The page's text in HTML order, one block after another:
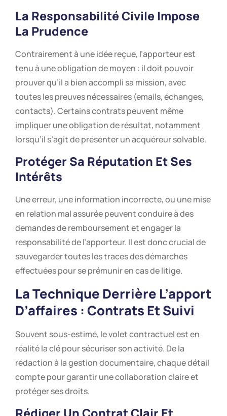
La Responsabilité Civile Impose
La Prudence
Contrairement à une idée reçue, l’apporteur est
tenu à une obligation de moyen : il doit pouvoir
prouver qu’il a bien accompli sa mission, avec
toutes les preuves nécessaires (emails, échanges,
contacts). Certains contrats peuvent même
impliquer une obligation de résultat, notamment
lorsqu’il s’agit de présenter un acquéreur solvable.
Protéger Sa Réputation Et Ses
Intérêts
Une erreur, une information incorrecte, ou une mise
en relation mal assurée peuvent conduire à des
demandes de remboursement et engager la
responsabilité de l’apporteur. Il est donc crucial de
sauvegarder toutes les traces des démarches
effectuées pour se prémunir en cas de litige.
La Technique Derrière L’apport
D’affaires : Contrats Et Suivi
Souvent sous-estimé, le volet contractuel est en
réalité la clé pour sécuriser son activité. De la
rédaction à la gestion documentaire, chaque détail
compte pour garantir une collaboration claire et
protéger ses droits.